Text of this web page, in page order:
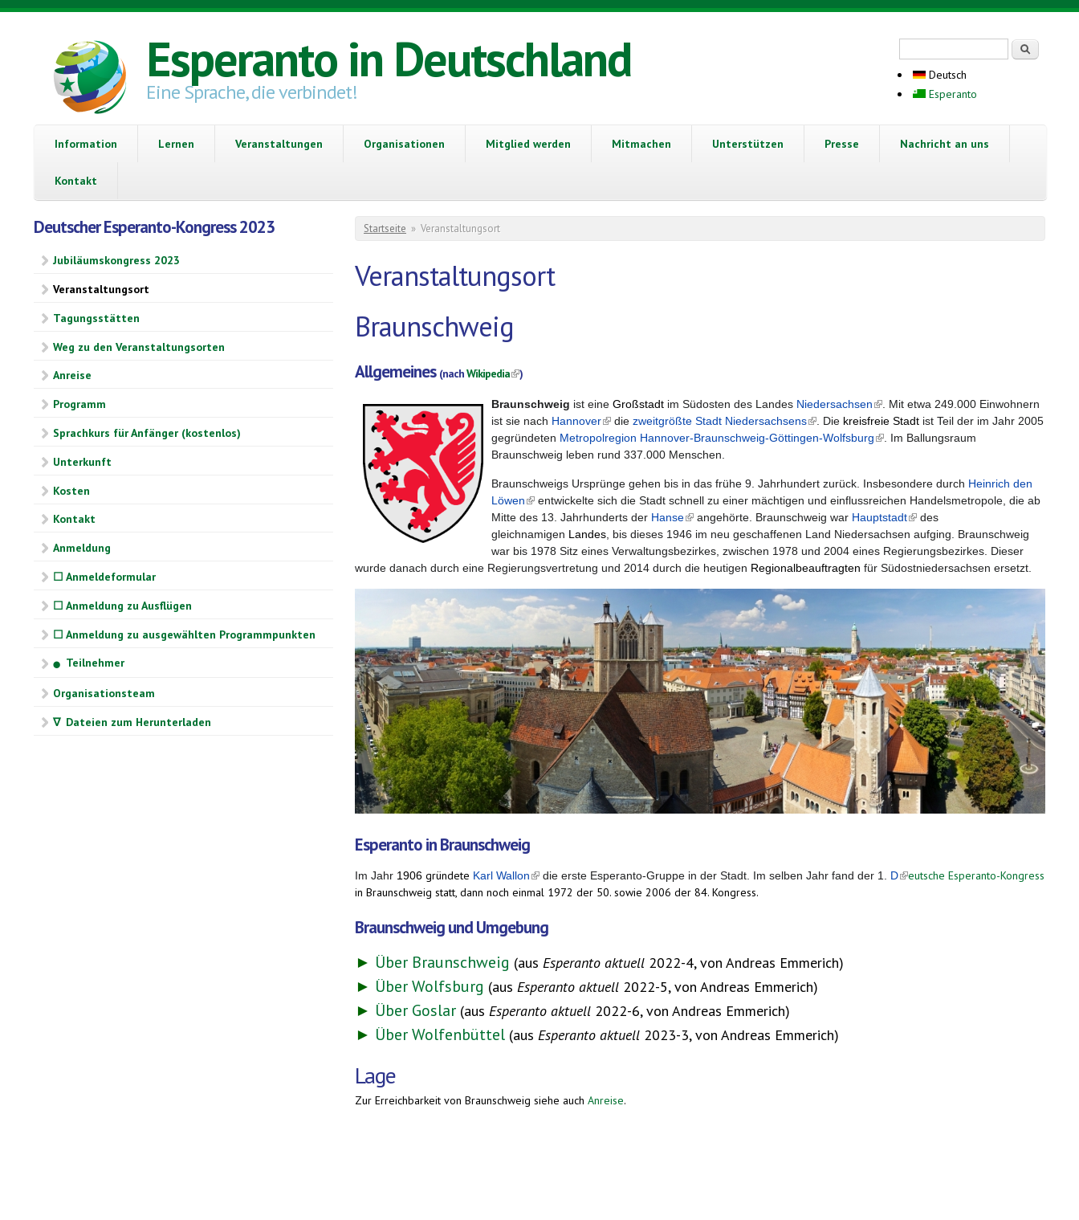
Direkt zum Inhalt
Esperanto in Deutschland
Eine Sprache, die verbindet!
Deutsch
Esperanto
Information Lernen Veranstaltungen Organisationen Mitglied werden Mitmachen Unterstützen Presse Nachricht an uns
Kontakt
Deutscher Esperanto-Kongress 2023
Jubiläumskongress 2023
Veranstaltungsort
Tagungsstätten
Weg zu den Veranstaltungsorten
Anreise
Programm
Sprachkurs für Anfänger (kostenlos)
Unterkunft
Kosten
Kontakt
Anmeldung
☐ Anmeldeformular
☐ Anmeldung zu Ausflügen
☐ Anmeldung zu ausgewählten Programmpunkten
⬤ Teilnehmer
Organisationsteam
∇ Dateien zum Herunterladen
Sie sind hier
Startseite » Veranstaltungsort
Veranstaltungsort
Braunschweig
Allgemeines (nachWikipedia(link is external)
)
Braunschweig ist eine Großstadt im Südosten des Landes Niedersachsen(link is external)
. Mit etwa 249.000 Einwohnern
ist sie nach Hannover(link is external)
die zweitgrößte Stadt Niedersachsens(link is external)
. Die kreisfreie Stadt ist Teil der im Jahr 2005
gegründeten Metropolregion Hannover-Braunschweig-Göttingen-Wolfsburg(link is external)
. Im Ballungsraum
Braunschweig leben rund 337.000 Menschen.
Braunschweigs Ursprünge gehen bis in das frühe 9. Jahrhundert zurück. Insbesondere durch Heinrich den
Löwen(link is external)
entwickelte sich die Stadt schnell zu einer mächtigen und einflussreichen Handelsmetropole, die ab
Mitte des 13. Jahrhunderts der Hanse(link is external)
angehörte. Braunschweig war Hauptstadt(link is external)
des
gleichnamigen Landes , bis dieses 1946 im neu geschaffenen Land Niedersachsen aufging. Braunschweig
war bis 1978 Sitz eines Verwaltungsbezirkes, zwischen 1978 und 2004 eines Regierungsbezirkes. Dieser
wurde danach durch eine Regierungsvertretung und 2014 durch die heutigen Regionalbeauftragten für Südostniedersachsen ersetzt.
Esperanto in Braunschweig
Im Jahr 1906 gründete Karl Wallon(link is external)
die erste Esperanto-Gruppe in der Stadt. Im selben Jahr fand der 1. D(link is external)
eutsche Esperanto-Kongress
in Braunschweig statt, dann noch einmal 1972 der 50. sowie 2006 der 84. Kongress.
Braunschweig und Umgebung
► Über Braunschweig (aus Esperanto aktuell 2022-4, von Andreas Emmerich)
► Über Wolfsburg (aus Esperanto aktuell 2022-5, von Andreas Emmerich)
► Über Goslar (aus Esperanto aktuell 2022-6, von Andreas Emmerich)
► Über Wolfenbüttel (aus Esperanto aktuell 2023-3, von Andreas Emmerich)
Lage
Zur Erreichbarkeit von Braunschweig siehe auch Anreise.